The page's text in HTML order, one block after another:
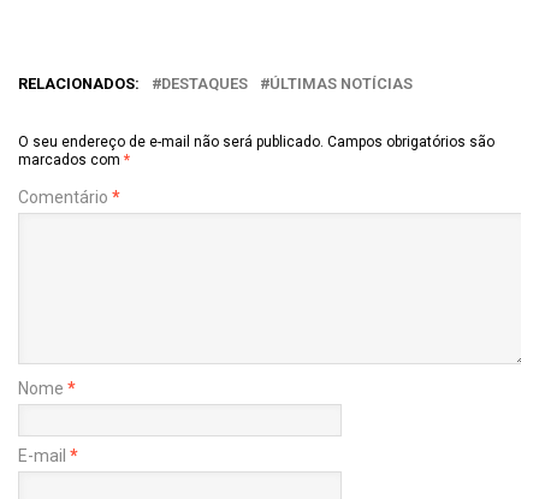
RELACIONADOS: DESTAQUES ÚLTIMAS NOTÍCIAS
O seu endereço de e-mail não será publicado. Campos obrigatórios são
marcados com *
Comentário *
Nome *
E-mail *